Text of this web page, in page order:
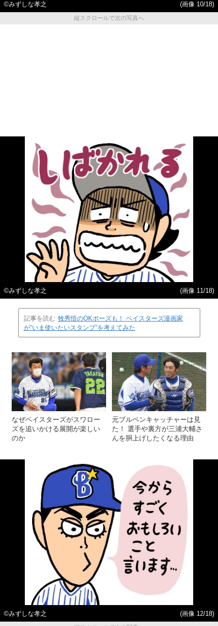
©みずしな孝之
(画像 10/18)
縦スクロールで次の写真へ
©みずしな孝之 (画像 11/18)
記事を読む 牧秀悟のOKポーズも！ ベイスターズ漫画家
が“いま使いたいスタンプ”を考えてみた
なぜベイスターズがスワロー
ズを追いかける展開が楽しい
のか
元ブルペンキャッチャーは見
た！ 選手や裏方が三浦大輔さ
んを胴上げしたくなる理由
©みずしな孝之
(画像 12/18)